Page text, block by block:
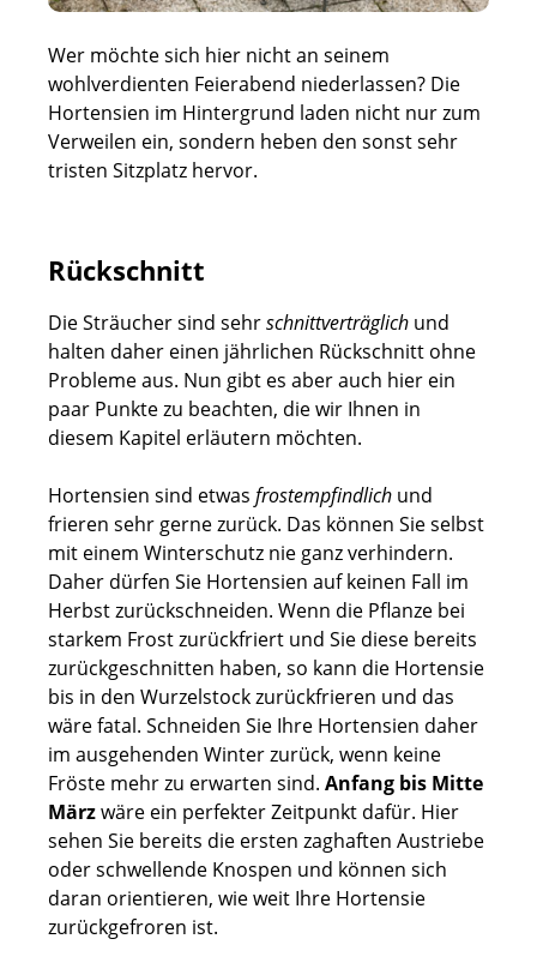
Wer möchte sich hier nicht an seinem
wohlverdienten Feierabend niederlassen? Die
Hortensien im Hintergrund laden nicht nur zum
Verweilen ein, sondern heben den sonst sehr
tristen Sitzplatz hervor.
Rückschnitt
Die Sträucher sind sehrschnittverträglich und
halten daher einen jährlichen Rückschnitt ohne
Probleme aus. Nun gibt es aber auch hier ein
paar Punkte zu beachten, die wir Ihnen in
diesem Kapitel erläutern möchten.
Hortensien sind etwas frostempfindlich und
frieren sehr gerne zurück. Das können Sie selbst
mit einem Winterschutz nie ganz verhindern.
Daher dürfen Sie Hortensien auf keinen Fall im
Herbst zurückschneiden. Wenn die Pflanze bei
starkem Frost zurückfriert und Sie diese bereits
zurückgeschnitten haben, so kann die Hortensie
bis in den Wurzelstock zurückfrieren und das
wäre fatal. Schneiden Sie Ihre Hortensien daher
im ausgehenden Winter zurück, wenn keine
Fröste mehr zu erwarten sind. Anfang bis Mitte
Märzwäre ein perfekter Zeitpunkt dafür. Hier
sehen Sie bereits die ersten zaghaften Austriebe
oder schwellende Knospen und können sich
daran orientieren, wie weit Ihre Hortensie
zurückgefroren ist.